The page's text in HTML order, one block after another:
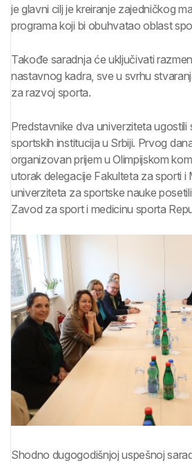
je glavni cilj je kreiranje zajedničkog
programa koji bi obuhvatao oblast
Takođe saradnja će uključivati
nastavnog kadra, sve u svrhu
za razvoj sporta.
Predstavnike dva univerziteta ugostili
sportskih institucija u Srbiji. Prvog
organizovan prijem u Olimpijskom
utorak delegacije Fakulteta za sporti i
univerziteta za sportske nauke
Zavod za sport i medicinu sporta
Shodno dugogodišnjoj uspešnoj